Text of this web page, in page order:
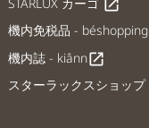
open_in_new
機内免税品 - béshopping
機内誌 - kiânnopen_in_new
スターラックスショップ